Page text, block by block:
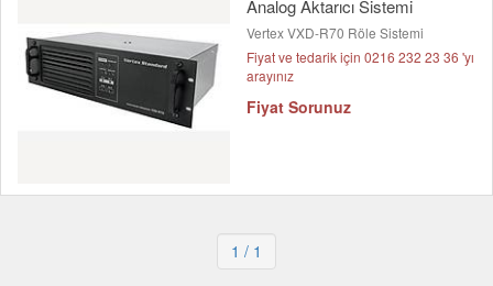
Analog Aktarıcı Sistemi
Vertex VXD-R70 Röle Sistemi
Fiyat ve tedarik için 0216 232 23 36 'yı
arayınız
Fiyat Sorunuz
1 / 1